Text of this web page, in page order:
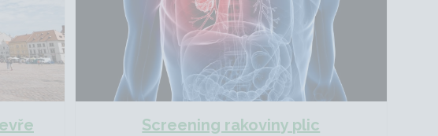
Screening rakoviny plic